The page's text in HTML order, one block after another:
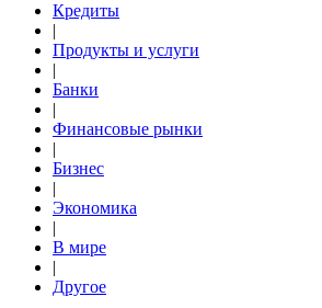
Кредиты
|
Продукты и услуги
|
Банки
|
Финансовые рынки
|
Бизнес
|
Экономика
|
В мире
|
Другое